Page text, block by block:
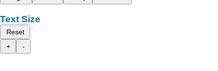
Text Size
Reset
+
-